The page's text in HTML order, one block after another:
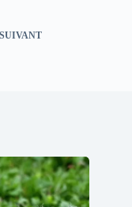
SUIVANT